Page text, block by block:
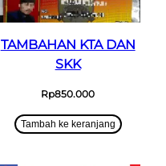
TAMBAHAN KTA DAN
SKK
Rp850.000
Tambah ke keranjang